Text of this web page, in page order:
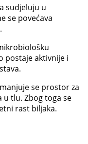
sudjeluju u
se povećava
postaje aktivnije i
se prostor za
tlu. Zbog toga se
rast biljaka.